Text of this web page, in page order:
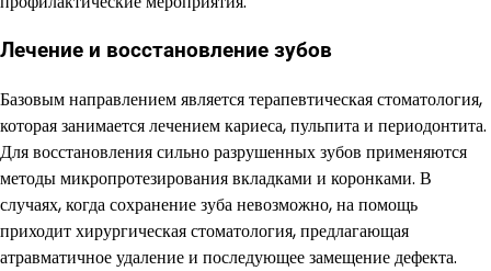
Лечение и восстановление зубов
Базовым направлением является терапевтическая стоматология,
которая занимается лечением кариеса, пульпита и периодонтита.
Для восстановления сильно разрушенных зубов применяются
методы микропротезирования вкладками и коронками. В
случаях, когда сохранение зуба невозможно, на помощь
приходит хирургическая стоматология, предлагающая
атравматичное удаление и последующее замещение дефекта.